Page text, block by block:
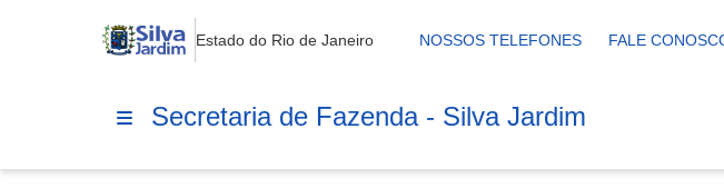
Estado do Rio de Janeiro NOSSOS TELEFONES FALE
Secretaria de Fazenda - Silva Jardim